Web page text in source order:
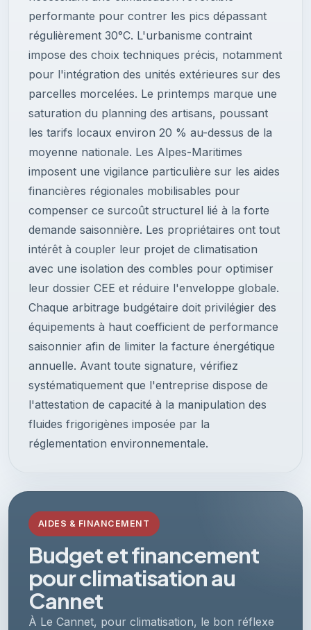
performante pour contrer les pics dépassant
régulièrement 30°C. L'urbanisme contraint
impose des choix techniques précis, notamment
pour l'intégration des unités extérieures sur des
parcelles morcelées. Le printemps marque une
saturation du planning des artisans, poussant
les tarifs locaux environ 20 % au-dessus de la
moyenne nationale. Les Alpes-Maritimes
imposent une vigilance particulière sur les aides
financières régionales mobilisables pour
compenser ce surcoût structurel lié à la forte
demande saisonnière. Les propriétaires ont tout
intérêt à coupler leur projet de climatisation
avec une isolation des combles pour optimiser
leur dossier CEE et réduire l'enveloppe globale.
Chaque arbitrage budgétaire doit privilégier des
équipements à haut coefficient de performance
saisonnier afin de limiter la facture énergétique
annuelle. Avant toute signature, vérifiez
systématiquement que l'entreprise dispose de
l'attestation de capacité à la manipulation des
fluides frigorigènes imposée par la
réglementation environnementale.
AIDES & FINANCEMENT
Budget et financement
pour climatisation au
Cannet
À Le Cannet, pour climatisation, le bon réflexe